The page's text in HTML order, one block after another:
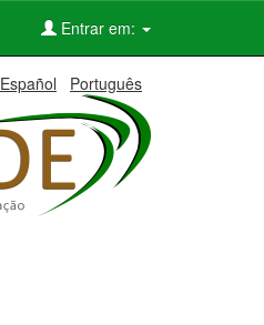
Entrar em:
Español Português